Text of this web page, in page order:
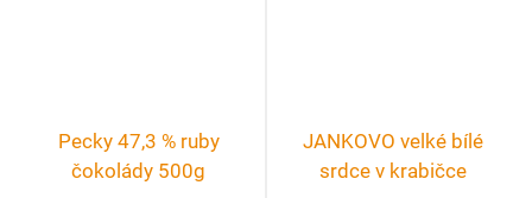
Pecky 47,3 % ruby
čokolády 500g
JANKOVO velké bílé
srdce v krabičce